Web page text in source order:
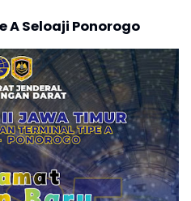
A Seloaji Ponorogo